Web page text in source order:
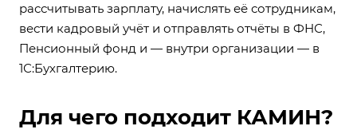
рассчитывать зарплату, начислять её сотрудникам,
вести кадровый учёт и отправлять отчёты в ФНС,
Пенсионный фонд и — внутри организации — в
1С:Бухгалтерию.
Для чего подходит КАМИН?